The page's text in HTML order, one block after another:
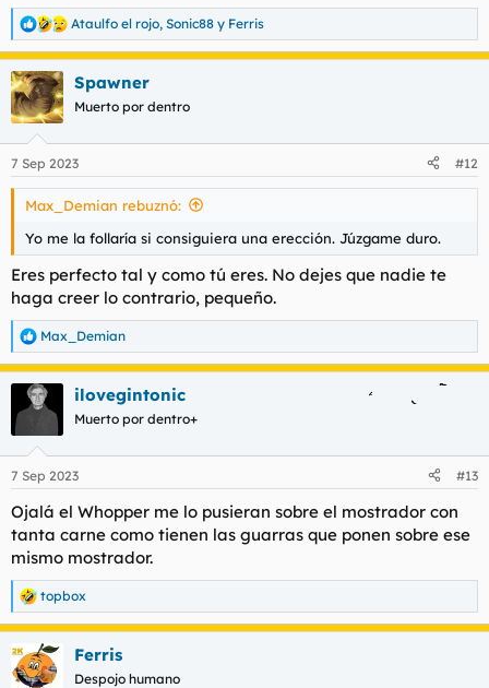
R
e
a
c
c
i
e
s
Ataulfo el rojo, Sonic88 y Ferris
Spawner
Muerto por dentro
7 Sep 2023 #12
Max_Demian rebuznó:
Yo me la follaría si consiguiera una erección. Júzgame duro.
Eres perfecto tal y como tú eres. No dejes que nadie te
haga creer lo contrario, pequeño.
R
e
a
c
e
:
Max_Demian
ilovegintonic
Muerto por dentro+
7 Sep 2023 #13
Ojalá el Whopper me lo pusieran sobre el mostrador con
tanta carne como tienen las guarras que ponen sobre ese
mismo mostrador.
R
e
a
c
c
topbox
Ferris
Despojo humano